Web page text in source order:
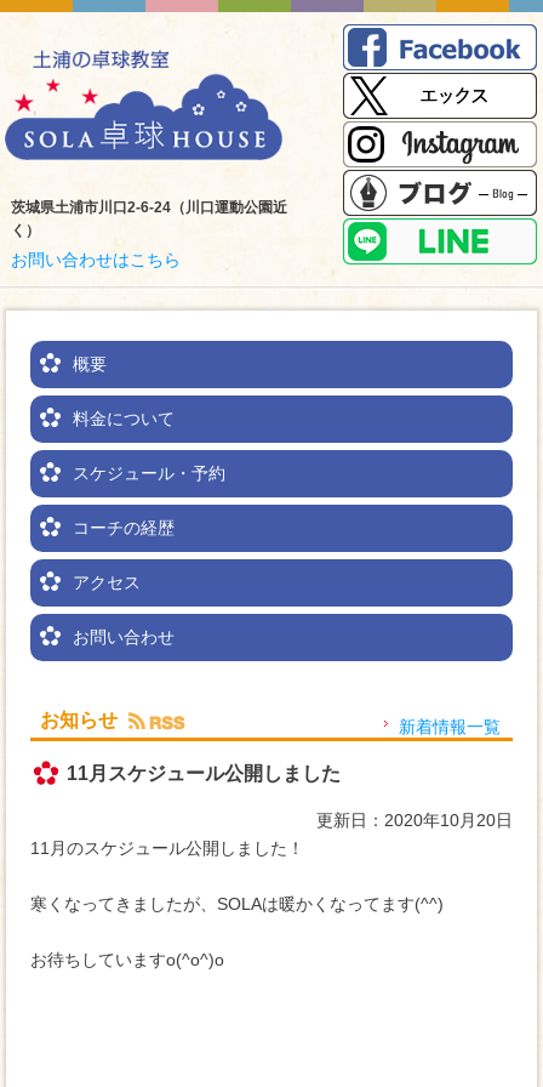
茨城県土浦市川口2-6-24（川口運動公園近
く）
お問い合わせはこちら
概要
料金について
スケジュール・予約
コーチの経歴
アクセス
お問い合わせ
お知らせ 新着情報一覧
11月スケジュール公開しました
更新日：2020年10月20日
11月のスケジュール公開しました！
寒くなってきましたが、SOLAは暖かくなってます(^^)
お待ちしていますo(^o^)o